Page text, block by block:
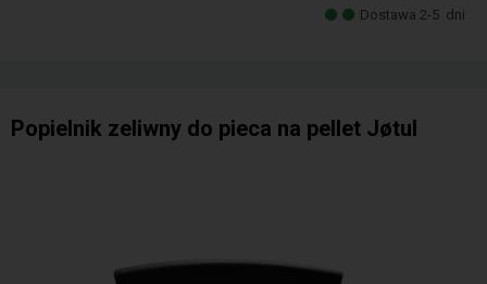
Dostawa 2-5 dni
Popielnik zeliwny do pieca na pellet Jøtul